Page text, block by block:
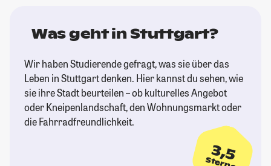
Was geht in Stuttgart?
Wir haben Studierende gefragt, was sie über das
Leben in Stuttgart denken. Hier kannst du sehen, wie
sie ihre Stadt beurteilen – ob kulturelles Angebot
oder Kneipenlandschaft, den Wohnungsmarkt oder
die Fahrradfreundlichkeit.
3,5